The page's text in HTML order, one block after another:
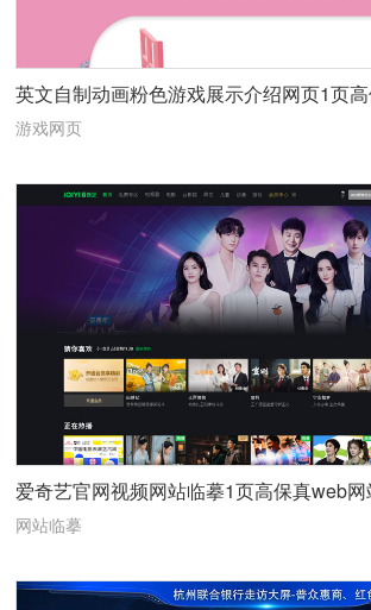
英文自制动画粉色游戏展示介绍网页1页
体
游戏网页
爱奇艺官网视频网站临摹1页高保真web网
网站临摹